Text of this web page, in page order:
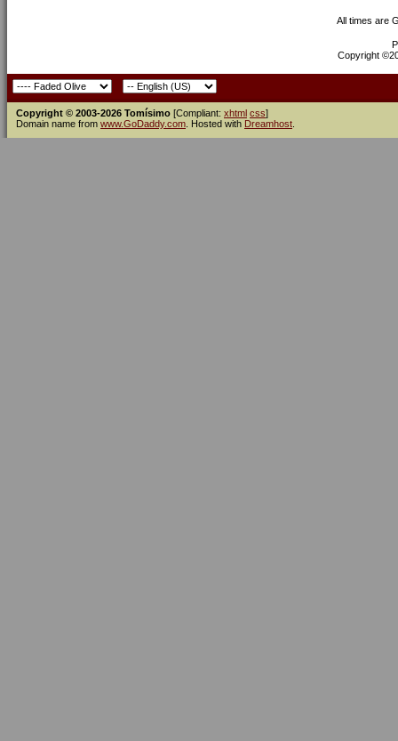
All times are
Copyright
Copyright © 2003-2026 Tomísimo [Compliant: xhtml css]
Domain name from www.GoDaddy.com . Hosted with Dreamhost